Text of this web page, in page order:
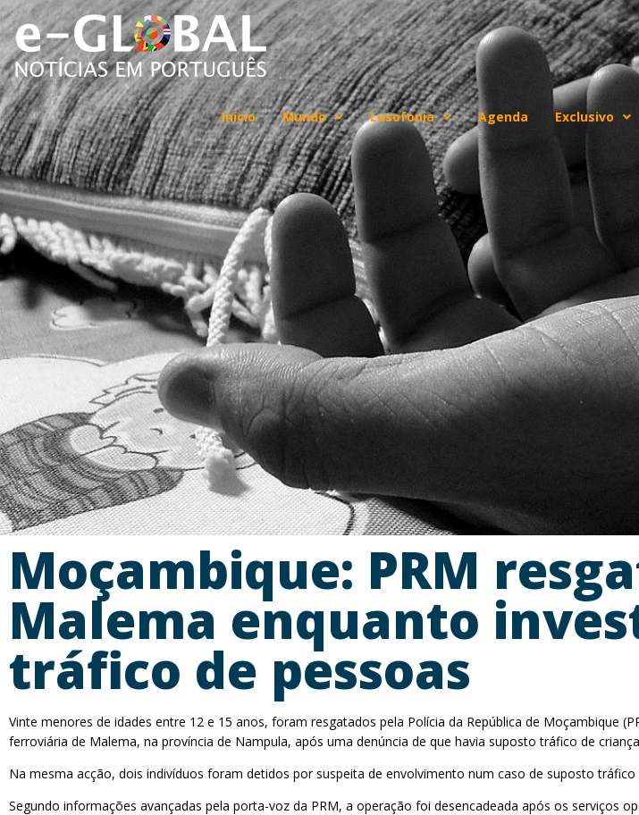
Início Mundo Lusofonia Agenda Exclusivo
Moçambique: PRM
Malema enquanto
tráfico de pessoas
Vinte menores de idades entre 12 e 15 anos, foram resgatados pela Polícia da República de Moçambique
ferroviária de Malema, na província de Nampula, após uma denúncia de que havia suposto tráfico de
Na mesma acção, dois indivíduos foram detidos por suspeita de envolvimento num caso de suposto
Segundo informações avançadas pela porta-voz da PRM, a operação foi desencadeada após os serviços